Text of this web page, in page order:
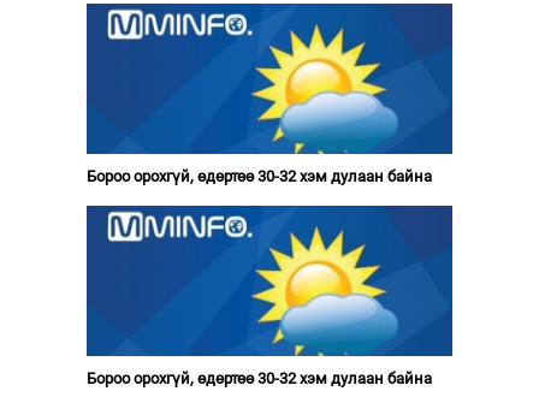
Бороо орохгүй, өдөртөө 30-32 хэм дулаан байна
Бороо орохгүй, өдөртөө 30-32 хэм дулаан байна